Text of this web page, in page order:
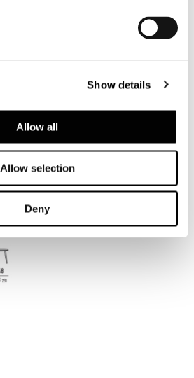
Show details
Allow all
Allow selection
Deny